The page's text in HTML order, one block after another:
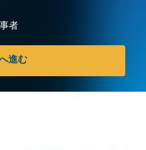
者
進む